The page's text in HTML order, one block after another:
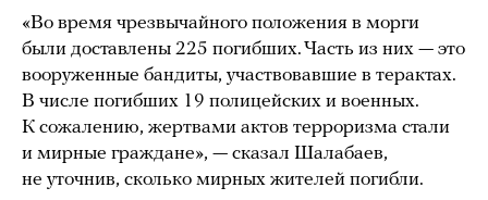
«Во время чрезвычайного положения в морги
были доставлены 225 погибших. Часть из них — это
вооруженные бандиты, участвовавшие в терактах.
В числе погибших 19 полицейских и военных.
К сожалению, жертвами актов терроризма стали
и мирные граждане», — сказал Шалабаев,
не уточнив, сколько мирных жителей погибли.